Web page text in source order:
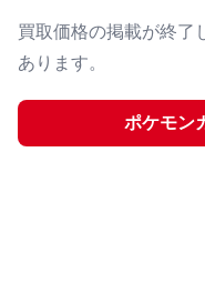
買取価格の掲載が終了
あります。
ポケモン